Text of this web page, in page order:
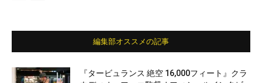
編集部オススメの記事
『タービュランス 絶空 16,000フィート』クラ